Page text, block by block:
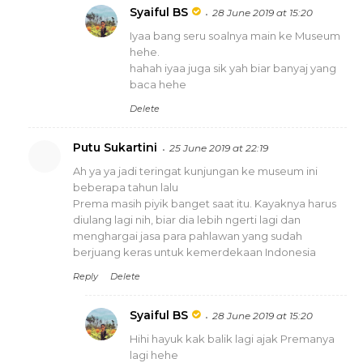
Syaiful BS 28 June 2019 at 15:20
Iyaa bang seru soalnya main ke Museum
hehe.
hahah iyaa juga sik yah biar banyaj yang
baca hehe
Delete
Putu Sukartini 25 June 2019 at 22:19
Ah ya ya jadi teringat kunjungan ke museum ini
beberapa tahun lalu
Prema masih piyik banget saat itu. Kayaknya harus
diulang lagi nih, biar dia lebih ngerti lagi dan
menghargai jasa para pahlawan yang sudah
berjuang keras untuk kemerdekaan Indonesia
Reply Delete
Syaiful BS 28 June 2019 at 15:20
Hihi hayuk kak balik lagi ajak Premanya
lagi hehe